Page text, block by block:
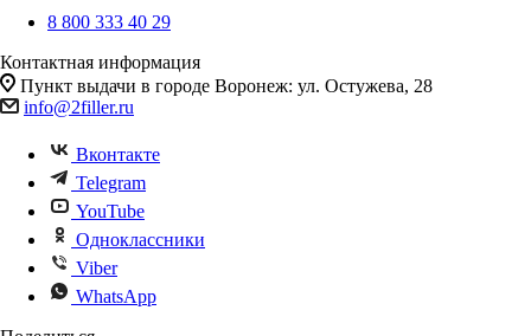
8 800 333 40 29
Контактная информация
Пункт выдачи в городе Воронеж: ул. Остужева, 28
info@2filler.ru
Вконтакте
Telegram
YouTube
Одноклассники
Viber
WhatsApp